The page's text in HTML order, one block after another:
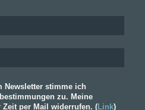
Newsletter stimme ich
zu. Meine
per Mail widerrufen. (Link)